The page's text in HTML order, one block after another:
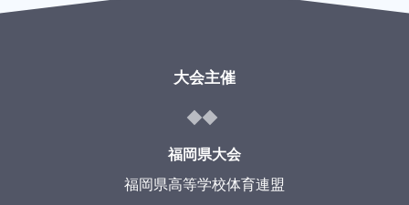
大会主催
福岡県大会
福岡県高等学校体育連盟